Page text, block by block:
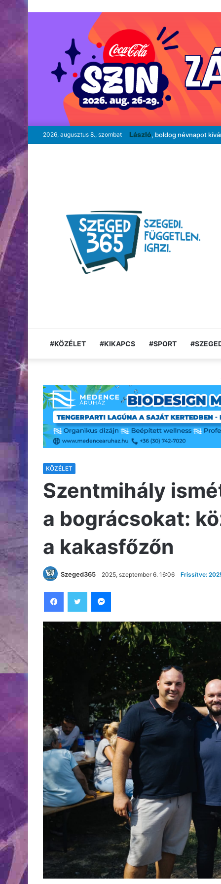
2026, augusztus 8., szombat László, boldog névnapot
#KÖZÉLET #KIKAPCS #SPORT
KÖZÉLET
Szentmihály
a bográcsokat:
a kakasfőzőn
Szeged365 2025, szeptember 6. 16:06 Frissítve: